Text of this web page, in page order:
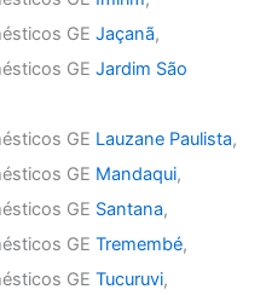
GEJaçanã,
GEJardim São
GE Lauzane Paulista,
GE Mandaqui,
GE Santana,
GETremembé,
GETucuruvi,